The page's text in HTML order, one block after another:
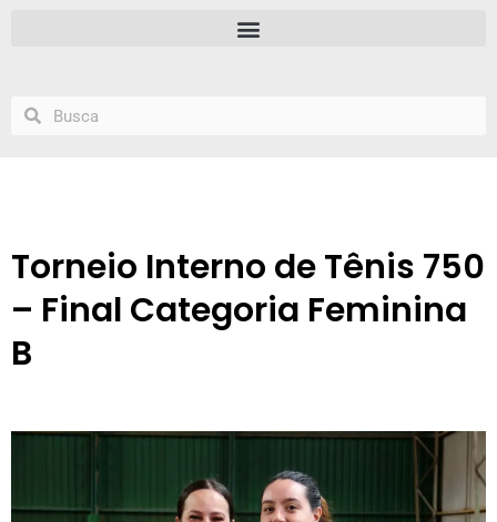
Torneio Interno de Tênis 750
– Final Categoria Feminina
B